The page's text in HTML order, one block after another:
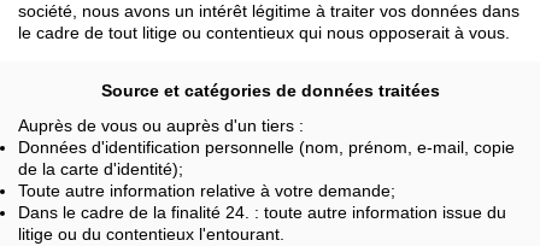
société, nous avons un intérêt légitime à traiter vos données dans
le cadre de tout litige ou contentieux qui nous opposerait à vous.
Source et catégories de données traitées
Auprès de vous ou auprès d'un tiers :
Données d'identification personnelle (nom, prénom, e-mail, copie
de la carte d'identité);
Toute autre information relative à votre demande;
Dans le cadre de la finalité 24. : toute autre information issue du
litige ou du contentieux l'entourant.